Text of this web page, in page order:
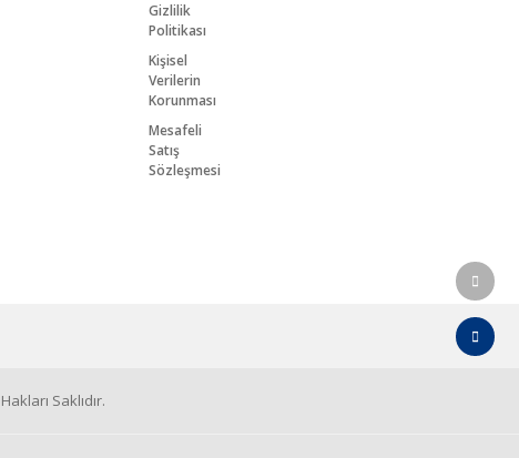
Gizlilik
Politikası
Kişisel
Verilerin
Korunması
Mesafeli
Satış
Sözleşmesi
Saklıdır.